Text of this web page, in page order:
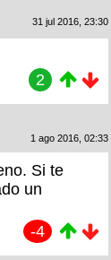
31 jul 2016, 23:30
2
1 ago 2016, 02:33
Si te
un
-4